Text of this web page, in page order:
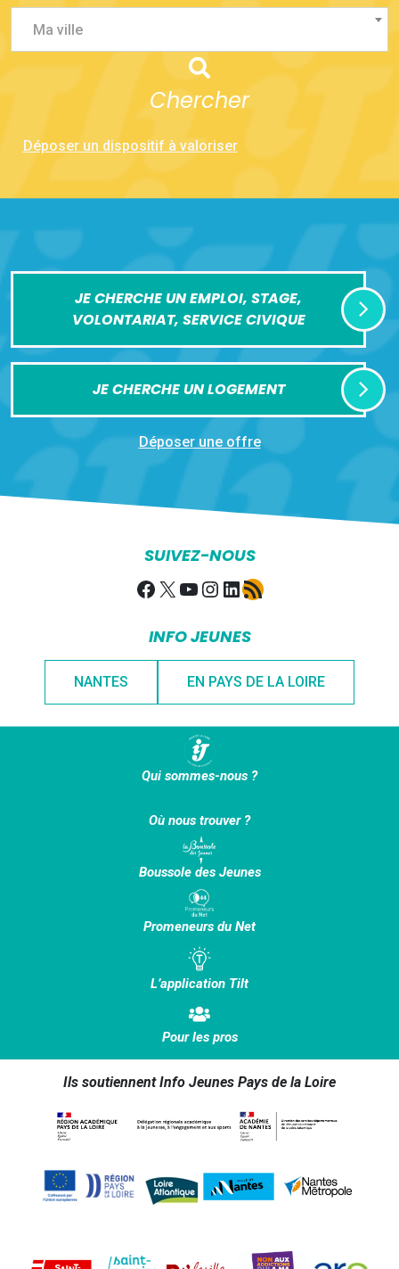
Ma ville
Chercher
Déposer un dispositif à valoriser
JE CHERCHE UN EMPLOI, STAGE,
VOLONTARIAT, SERVICE CIVIQUE
JE CHERCHE UN LOGEMENT
Déposer une offre
SUIVEZ-NOUS
Facebook
X YouTube
Instagram
LinkedIn
Flux RSS
INFO JEUNES
NANTES EN PAYS DE LA LOIRE
Qui sommes-nous ?
Où nous trouver ?
Boussole des Jeunes
Promeneurs du Net
L’application Tilt
Pour les pros
Ils soutiennent Info Jeunes Pays de la Loire